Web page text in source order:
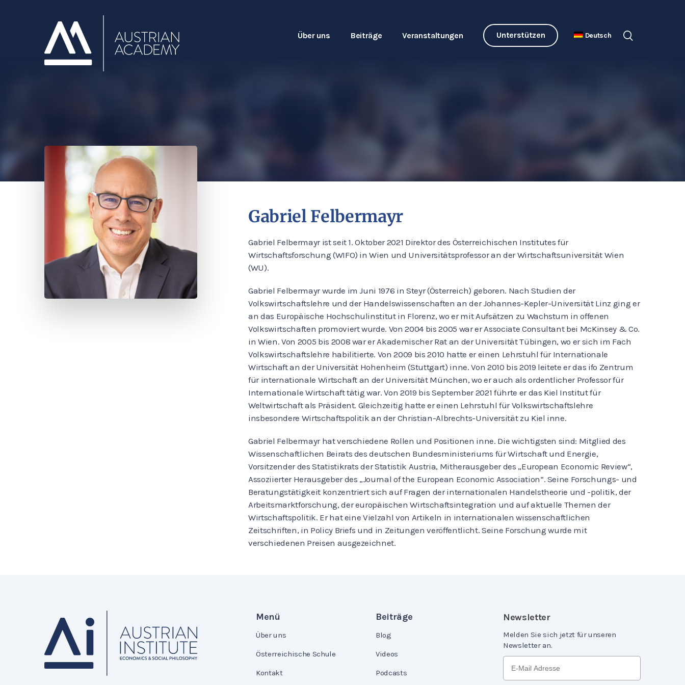
Über uns Beiträge Veranstaltungen Unterstützen Deutsch
Gabriel Felbermayr
Gabriel Felbermayr ist seit 1. Oktober 2021 Direktor des Österreichischen Institutes für
Wirtschaftsforschung (WIFO) in Wien und Universitätsprofessor an der Wirtschaftsuniversität Wien
(WU).
Gabriel Felbermayr wurde im Juni 1976 in Steyr (Österreich) geboren. Nach Studien der
Volkswirtschaftslehre und der Handelswissenschaften an der Johannes-Kepler-Universität Linz ging er
an das Europäische Hochschulinstitut in Florenz, wo er mit Aufsätzen zu Wachstum in offenen
Volkswirtschaften promoviert wurde. Von 2004 bis 2005 war er Associate Consultant bei McKinsey & Co.
in Wien. Von 2005 bis 2008 war er Akademischer Rat an der Universität Tübingen, wo er sich im Fach
Volkswirtschaftslehre habilitierte. Von 2009 bis 2010 hatte er einen Lehrstuhl für Internationale
Wirtschaft an der Universität Hohenheim (Stuttgart) inne. Von 2010 bis 2019 leitete er das ifo Zentrum
für internationale Wirtschaft an der Universität München, wo er auch als ordentlicher Professor für
Internationale Wirtschaft tätig war. Von 2019 bis September 2021 führte er das Kiel Institut für
Weltwirtschaft als Präsident. Gleichzeitig hatte er einen Lehrstuhl für Volkswirtschaftslehre
insbesondere Wirtschaftspolitik an der Christian-Albrechts-Universität zu Kiel inne.
Gabriel Felbermayr hat verschiedene Rollen und Positionen inne. Die wichtigsten sind: Mitglied des
Wissenschaftlichen Beirats des deutschen Bundesministeriums für Wirtschaft und Energie,
Vorsitzender des Statistikrats der Statistik Austria, Mitherausgeber des „European Economic Review“,
Assoziierter Herausgeber des „Journal of the European Economic Association“. Seine Forschungs- und
Beratungstätigkeit konzentriert sich auf Fragen der internationalen Handelstheorie und -politik, der
Arbeitsmarktforschung, der europäischen Wirtschaftsintegration und auf aktuelle Themen der
Wirtschaftspolitik. Er hat eine Vielzahl von Artikeln in internationalen wissenschaftlichen
Zeitschriften, in Policy Briefs und in Zeitungen veröffentlicht. Seine Forschung wurde mit
verschiedenen Preisen ausgezeichnet.
Menü
Über uns
Österreichische Schule
Kontakt
Beiträge
Blog
Videos
Podcasts
Newsletter
Melden Sie sich jetzt für unseren
Newsletter an.